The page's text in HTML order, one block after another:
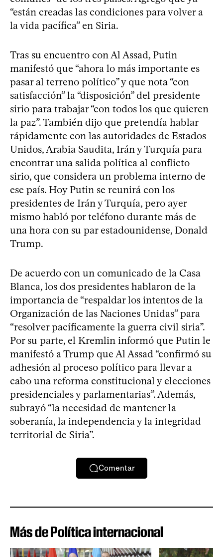
“están creadas las condiciones para volver a
la vida pacífica” en Siria.
Tras su encuentro con Al Assad, Putin
manifestó que “ahora lo más importante es
pasar al terreno político” y que nota “con
satisfacción” la “disposición” del presidente
sirio para trabajar “con todos los que quieren
la paz”. También dijo que pretendía hablar
rápidamente con las autoridades de Estados
Unidos, Arabia Saudita, Irán y Turquía para
encontrar una salida política al conflicto
sirio, que considera un problema interno de
ese país. Hoy Putin se reunirá con los
presidentes de Irán y Turquía, pero ayer
mismo habló por teléfono durante más de
una hora con su par estadounidense, Donald
Trump.
De acuerdo con un comunicado de la Casa
Blanca, los dos presidentes hablaron de la
importancia de “respaldar los intentos de la
Organización de las Naciones Unidas” para
“resolver pacíficamente la guerra civil siria”.
Por su parte, el Kremlin informó que Putin le
manifestó a Trump que Al Assad “confirmó su
adhesión al proceso político para llevar a
cabo una reforma constitucional y elecciones
presidenciales y parlamentarias”. Además,
subrayó “la necesidad de mantener la
soberanía, la independencia y la integridad
territorial de Siria”.
Comentar
Más de Política internacional